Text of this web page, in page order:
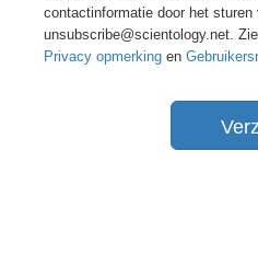
contactinformatie door het sturen
unsubscribe@scientology.net.
Privacy opmerking en